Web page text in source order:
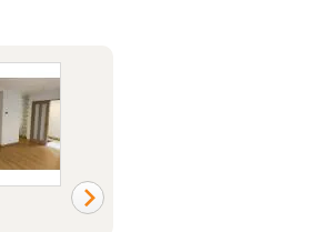
玄関